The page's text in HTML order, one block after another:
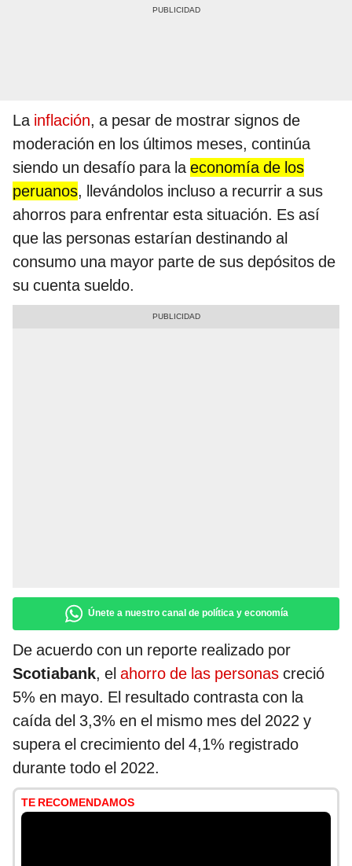
La inflación, a pesar de mostrar signos de
moderación en los últimos meses, continúa
siendo un desafío para laeconomía de los
peruanos, llevándolos incluso a recurrir a sus
ahorros para enfrentar esta situación. Es así
que las personas estarían destinando al
consumo una mayor parte de sus depósitos de
su cuenta sueldo.
Únete a nuestro canal de política y economía
De acuerdo con un reporte realizado por
Scotiabank, el ahorro de las personas creció
5% en mayo. El resultado contrasta con la
caída del 3,3% en el mismo mes del 2022 y
supera el crecimiento del 4,1% registrado
durante todo el 2022.
TE RECOMENDAMOS